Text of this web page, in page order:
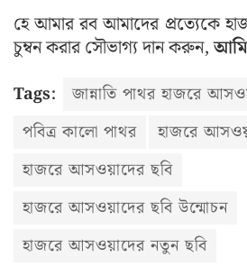
হে আমার রব আমাদের প্রত্যেকে
চুম্বন করার সৌভাগ্য দান করুন,
Tags:
জান্নাতি পাথর হাজরে
পবিত্র কালো পাথর
হাজরে
হাজরে আসওয়াদের ছবি
হাজরে আসওয়াদের ছবি উন্মোচন
হাজরে আসওয়াদের নতুন ছবি